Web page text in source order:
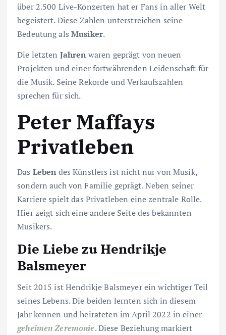
über 2.500 Live-Konzerten hat er Fans in aller Welt
begeistert. Diese Zahlen unterstreichen seine
Bedeutung alsMusiker.
Die letzten Jahren waren geprägt von neuen
Projekten und einer fortwährenden Leidenschaft für
die Musik. Seine Rekorde und Verkaufszahlen
sprechen für sich.
Peter Maffays
Privatleben
Das Leben des Künstlers ist nicht nur von Musik,
sondern auch von Familie geprägt. Neben seiner
Karriere spielt das Privatleben eine zentrale Rolle.
Hier zeigt sich eine andere Seite des bekannten
Musikers.
Die Liebe zu Hendrikje
Balsmeyer
Seit 2015 ist Hendrikje Balsmeyer ein wichtiger Teil
seines Lebens. Die beiden lernten sich in diesem
Jahr kennen und heirateten im April 2022 in einer
geheimen Zeremonie. Diese Beziehung markiert